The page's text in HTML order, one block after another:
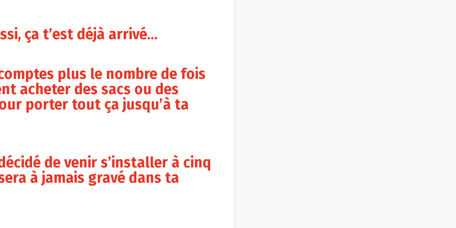
ça t’est déjà arrivé…
plus le nombre de fois
acheter des sacs ou des
porter tout ça jusqu’à ta
de venir s’installer à cinq
à jamais gravé dans ta